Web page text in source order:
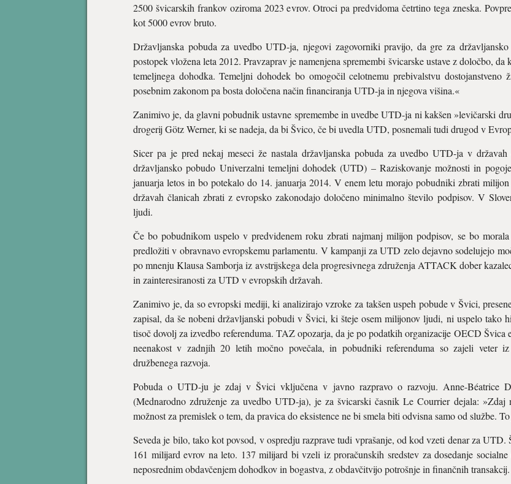
2500 švicarskih frankov oziroma 2023 evrov. Otroci pa predvidoma četrtino tega zneska.
kot 5000 evrov bruto.
Državljanska pobuda za uvedbo UTD-ja, njegovi zagovorniki pravijo, da gre za
postopek vložena leta 2012. Pravzaprav je namenjena spremembi švicarske ustave z določbo,
temeljnega dohodka. Temeljni dohodek bo omogočil celotnemu prebivalstvu
posebnim zakonom pa bosta določena način financiranja UTD-ja in njegova višina.«
Zanimivo je, da glavni pobudnik ustavne spremembe in uvedbe UTD-ja ni kakšen »levičarski
drogerij Götz Werner, ki se nadeja, da bi Švico, če bi uvedla UTD, posnemali tudi drugod v
Sicer pa je pred nekaj meseci že nastala državljanska pobuda za uvedbo UTD-ja v
državljansko pobudo Univerzalni temeljni dohodek (UTD) – Raziskovanje možnosti in
januarja letos in bo potekalo do 14. januarja 2014. V enem letu morajo pobudniki zbrati
državah članicah zbrati z evropsko zakonodajo določeno minimalno število podpisov. V
ljudi.
Če bo pobudnikom uspelo v predvidenem roku zbrati najmanj milijon podpisov, se bo
predložiti v obravnavo evropskemu parlamentu. V kampanji za UTD zelo dejavno sodelujejo
po mnenju Klausa Samborja iz avstrijskega dela progresivnega združenja ATTACK dober
in zainteresiranosti za UTD v evropskih državah.
Zanimivo je, da so evropski mediji, ki analizirajo vzroke za takšen uspeh pobude v Švici,
zapisal, da še nobeni državljanski pobudi v Švici, ki šteje osem milijonov ljudi, ni uspelo tako
tisoč dovolj za izvedbo referenduma. TAZ opozarja, da je po podatkih organizacije OECD Švica
neenakost v zadnjih 20 letih močno povečala, in pobudniki referenduma so zajeli veter
družbenega razvoja.
Pobuda o UTD-ju je zdaj v Švici vključena v javno razpravo o razvoju. Anne-Béatrice
(Mednarodno združenje za uvedbo UTD-ja), je za švicarski časnik Le Courrier dejala:
možnost za premislek o tem, da pravica do eksistence ne bi smela biti odvisna samo od službe.
Seveda je bilo, tako kot povsod, v ospredju razprave tudi vprašanje, od kod vzeti denar za
161 milijard evrov na leto. 137 milijard bi vzeli iz proračunskih sredstev za dosedanje
neposrednim obdavčenjem dohodkov in bogastva, z obdavčitvijo potrošnje in finančnih transakcij.